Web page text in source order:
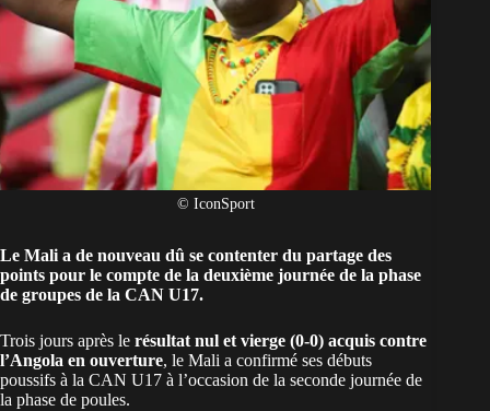
© IconSport
Le Mali a de nouveau dû se contenter du partage des
points pour le compte de la deuxième journée de la phase
de groupes de la CAN U17.
Trois jours après le résultat nul et vierge (0-0) acquis contre
l’Angola en ouverture, le Mali a confirmé ses débuts
poussifs à la CAN U17 à l’occasion de la seconde journée de
la phase de poules.